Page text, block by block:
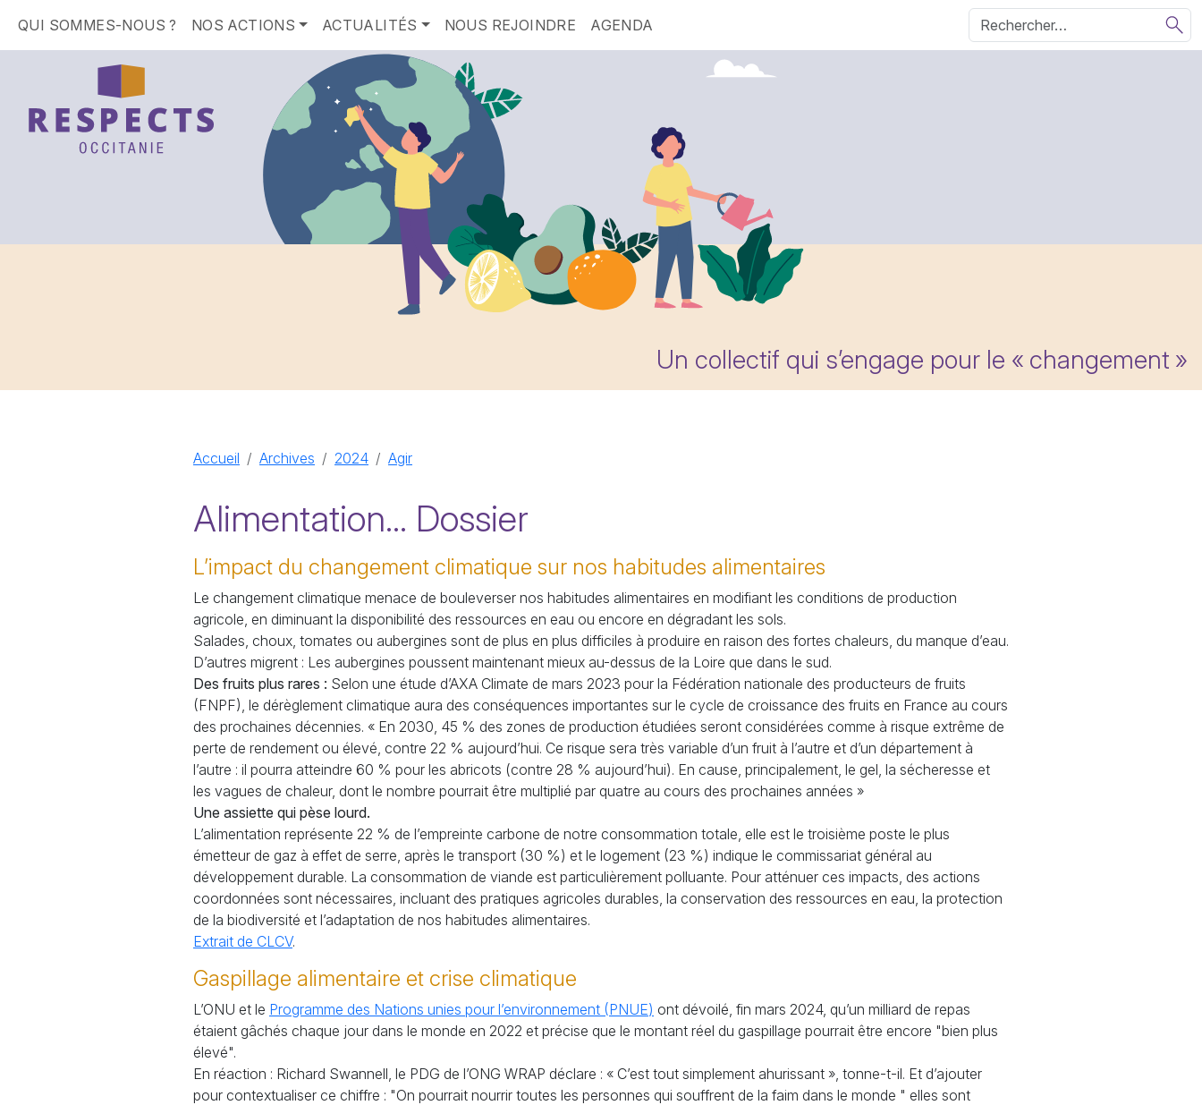
QUI SOMMES-NOUS ? NOS ACTIONS ACTUALITÉS NOUS REJOINDRE AGENDA
Un collectif qui s’engage pour le « changement »
Accueil Archives 2024 Agir
Alimentation... Dossier
L’impact du changement climatique sur nos habitudes alimentaires
Le changement climatique menace de bouleverser nos habitudes alimentaires en modifiant les conditions de production
agricole, en diminuant la disponibilité des ressources en eau ou encore en dégradant les sols.
Salades, choux, tomates ou aubergines sont de plus en plus difficiles à produire en raison des fortes chaleurs, du manque d’eau.
D’autres migrent : Les aubergines poussent maintenant mieux au-dessus de la Loire que dans le sud.
Des fruits plus rares : Selon une étude d’AXA Climate de mars 2023 pour la Fédération nationale des producteurs de fruits
(FNPF), le dérèglement climatique aura des conséquences importantes sur le cycle de croissance des fruits en France au cours
des prochaines décennies. « En 2030, 45 % des zones de production étudiées seront considérées comme à risque extrême de
perte de rendement ou élevé, contre 22 % aujourd’hui. Ce risque sera très variable d’un fruit à l’autre et d’un département à
l’autre : il pourra atteindre 60 % pour les abricots (contre 28 % aujourd’hui). En cause, principalement, le gel, la sécheresse et
les vagues de chaleur, dont le nombre pourrait être multiplié par quatre au cours des prochaines années »
Une assiette qui pèse lourd.
L’alimentation représente 22 % de l’empreinte carbone de notre consommation totale, elle est le troisième poste le plus
émetteur de gaz à effet de serre, après le transport (30 %) et le logement (23 %) indique le commissariat général au
développement durable. La consommation de viande est particulièrement polluante. Pour atténuer ces impacts, des actions
coordonnées sont nécessaires, incluant des pratiques agricoles durables, la conservation des ressources en eau, la protection
de la biodiversité et l’adaptation de nos habitudes alimentaires.
Extrait de CLCV.
Gaspillage alimentaire et crise climatique
L’ONU et le Programme des Nations unies pour l’environnement (PNUE) ont dévoilé, fin mars 2024, qu’un milliard de repas
étaient gâchés chaque jour dans le monde en 2022 et précise que le montant réel du gaspillage pourrait être encore "bien plus
élevé".
En réaction : Richard Swannell, le PDG de l’ONG WRAP déclare : « C’est tout simplement ahurissant », tonne-t-il. Et d’ajouter
pour contextualiser ce chiffre : "On pourrait nourrir toutes les personnes qui souffrent de la faim dans le monde " elles sont